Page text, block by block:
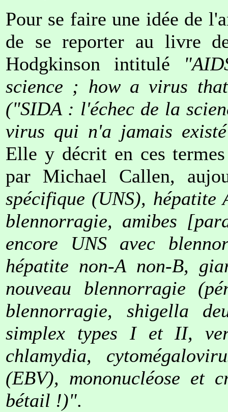
Pour se faire une idée de
de se reporter au livre
Hodgkinson intitulé
science ; how a virus
("SIDA : l'échec de la
virus qui n'a jamais
Elle y décrit en ces
par Michael Callen,
spécifique (UNS), hépatite
blennorragie, amibes
encore UNS avec
hépatite non-A non-B,
nouveau blennorragie
blennorragie, shigella
simplex types I et II,
chlamydia,
(EBV), mononucléose et
bétail !)".